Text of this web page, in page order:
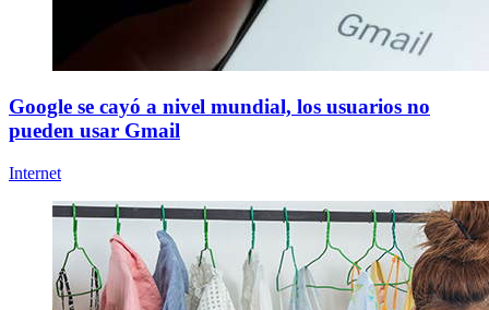
Google se cayó a nivel mundial, los usuarios no
pueden usar Gmail
Internet